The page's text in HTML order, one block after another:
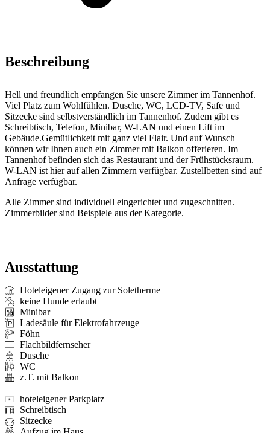
Beschreibung
Hell und freundlich empfangen Sie unsere Zimmer im Tannenhof.
Viel Platz zum Wohlfühlen. Dusche, WC, LCD-TV, Safe und
Sitzecke sind selbstverständlich im Tannenhof. Zudem gibt es
Schreibtisch, Telefon, Minibar, W-LAN und einen Lift im
Gebäude.Gemütlichkeit mit ganz viel Flair. Und auf Wunsch
können wir Ihnen auch ein Zimmer mit Balkon offerieren. Im
Tannenhof befinden sich das Restaurant und der Frühstücksraum.
W-LAN ist hier auf allen Zimmern verfügbar. Zustellbetten sind auf
Anfrage verfügbar.
Alle Zimmer sind individuell eingerichtet und zugeschnitten.
Zimmerbilder sind Beispiele aus der Kategorie.
Ausstattung
Hoteleigener Zugang zur Soletherme
keine Hunde erlaubt
Minibar
Ladesäule für Elektrofahrzeuge
Föhn
Flachbildfernseher
Dusche
WC
z.T. mit Balkon
hoteleigener Parkplatz
Schreibtisch
Sitzecke